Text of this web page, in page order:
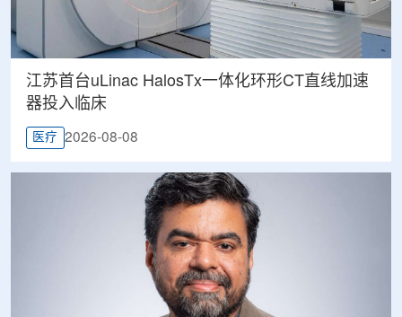
江苏首台uLinac HalosTx一体化环形CT直线加速
器投入临床
医疗 2026-08-08